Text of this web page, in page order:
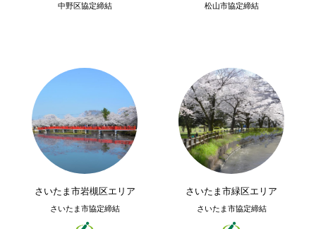
中野区協定締結 松山市協定締結
さいたま市岩槻区エリア
さいたま市協定締結
さいたま市緑区エリア
さいたま市協定締結